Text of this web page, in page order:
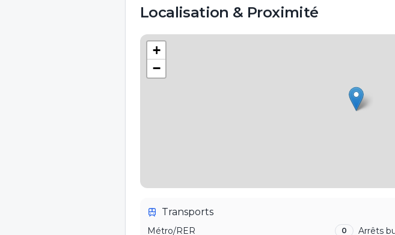
Localisation & Proximité
+
−
Transports
Métro/RER 0 Arrêts